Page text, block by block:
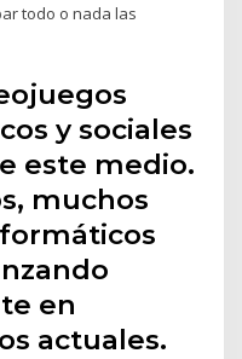
todo o nada las
y sociales
este medio.
muchos
en
actuales.